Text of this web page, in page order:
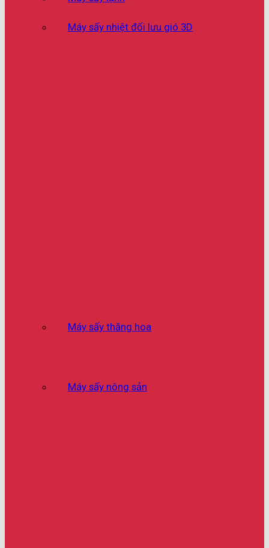
Máy sấy nhiệt đối lưu gió 3D
Máy sấy thăng hoa
Máy sấy nông sản